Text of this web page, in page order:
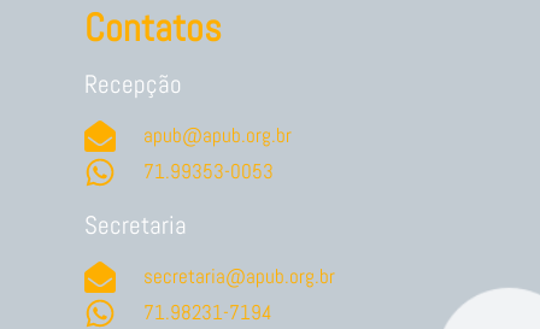
Contatos
Recepção
apub@apub.org.br
71.99353-0053
Secretaria
secretaria@apub.org.br
71.98231-7194